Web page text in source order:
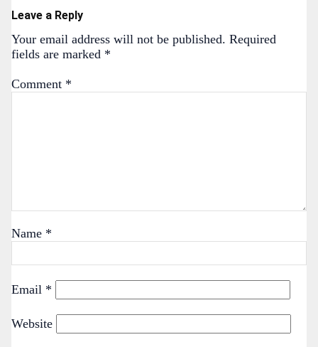
Leave a Reply
Your email address will not be published. Required
fields are marked *
Comment *
Name *
Email *
Website